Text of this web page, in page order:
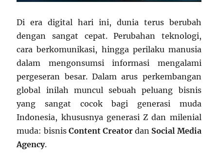
Di era digital hari ini, dunia terus berubah
dengan sangat cepat. Perubahan teknologi,
cara berkomunikasi, hingga perilaku manusia
dalam mengonsumsi informasi mengalami
pergeseran besar. Dalam arus perkembangan
global inilah muncul sebuah peluang bisnis
yang sangat cocok bagi generasi muda
Indonesia, khususnya generasi Z dan milenial
muda: bisnis Content Creator dan Social Media
Agency.